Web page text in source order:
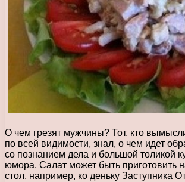
О чем грезят мужчины? Тот, кто
по всей видимости, знал, о чем идет
со познанием дела и большой толикой
юмора. Салат может быть приготовить
стол, например, ко деньку Заступника